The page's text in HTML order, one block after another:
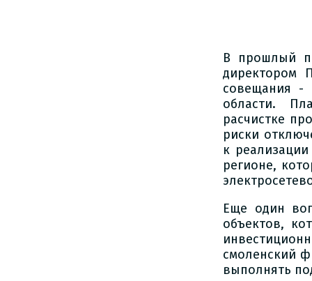
В прошлый
директором
совещания -
области.
расчистке
риски
к
регионе,
Еще один
объектов,
смоленский
выполнять